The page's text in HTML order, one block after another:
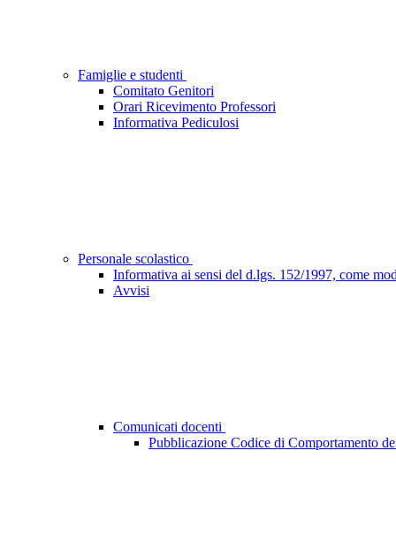
Famiglie e studenti
Comitato Genitori
Orari Ricevimento Professori
Informativa Pediculosi
Personale scolastico
Informativa ai sensi del d.lgs. 152/1997, come
Avvisi
Comunicati docenti
Pubblicazione Codice di Comportamento